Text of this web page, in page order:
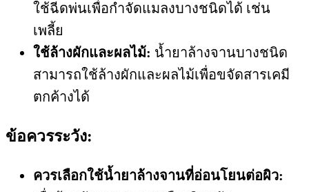
ใช้ฉีดพ่นเพื่อกำจัดแมลงบางชนิดได้ เช่น
เพลี้ย
ใช้ล้างผักและผลไม้: น้ำยาล้างจานบางชนิด
สามารถใช้ล้างผักและผลไม้เพื่อขจัดสารเคมี
ตกค้างได้
ข้อควรระวัง:
ควรเลือกใช้น้ำยาล้างจานที่อ่อนโยนต่อผิว: